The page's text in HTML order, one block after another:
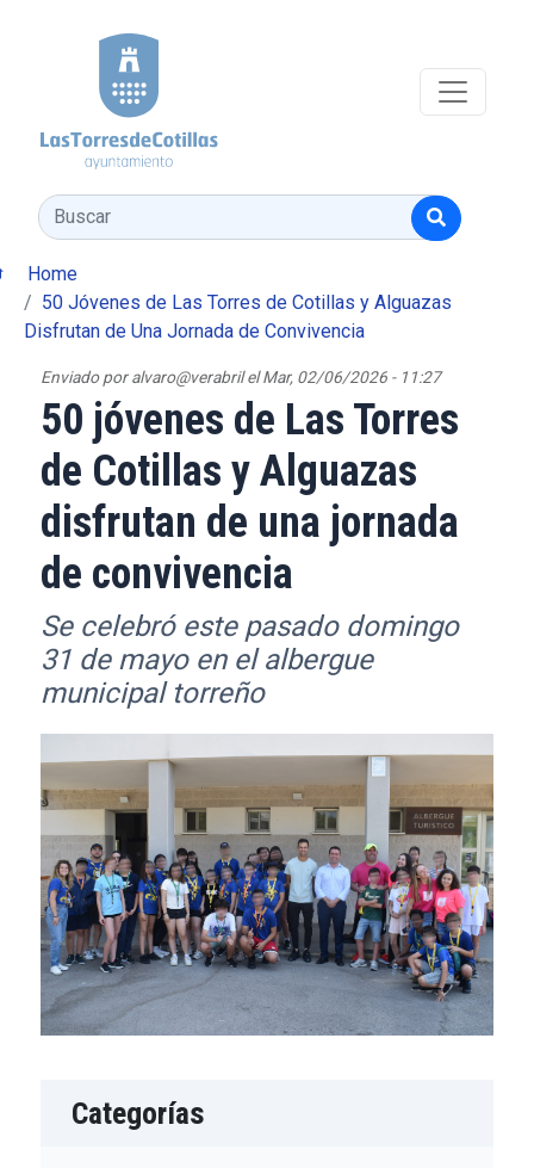
Buscar
Home
50 Jóvenes de Las Torres de Cotillas y Alguazas
Disfrutan de Una Jornada de Convivencia
Enviado poralvaro@verabril elMar, 02/06/2026 - 11:27
50 jóvenes de Las Torres
de Cotillas y Alguazas
disfrutan de una jornada
de convivencia
Se celebró este pasado domingo
31 de mayo en el albergue
municipal torreño
Categorías